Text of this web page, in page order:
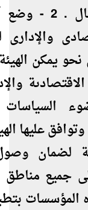
من ذوى الخبرة فى هذا
نحو يمكن
عليها
لضمان
جميع مناطق